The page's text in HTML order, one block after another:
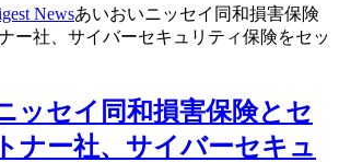
Newsあいおいニッセイ同和損害保険
ー社、サイバーセキュリティ保険をセッ
ッセイ同和損害保険とセ
ナー社、サイバーセキュ